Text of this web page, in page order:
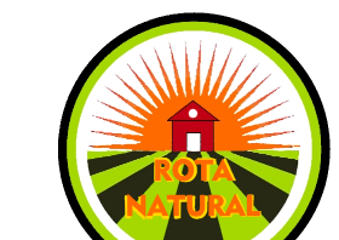
conteúdo